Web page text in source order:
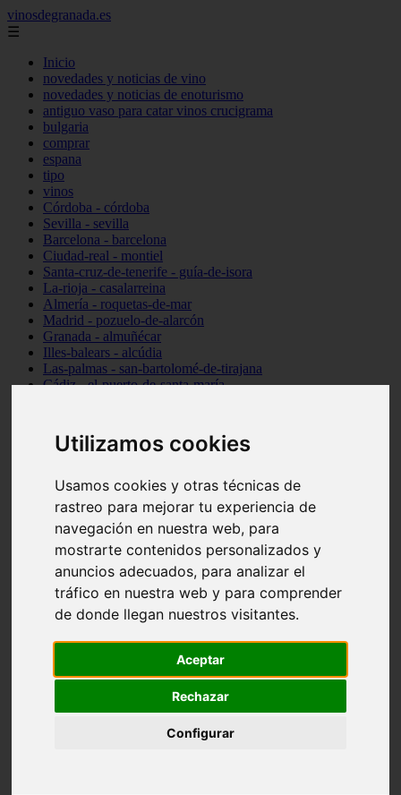
Utilizamos cookies
Usamos cookies y otras técnicas de
rastreo para mejorar tu experiencia de
navegación en nuestra web, para
mostrarte contenidos personalizados y
anuncios adecuados, para analizar el
tráfico en nuestra web y para comprender
de donde llegan nuestros visitantes.
Aceptar
Rechazar
Configurar
vinosdegranada.es
☰
Inicio
novedades y noticias de vino
novedades y noticias de enoturismo
antiguo vaso para catar vinos crucigrama
bulgaria
comprar
espana
tipo
vinos
Córdoba - córdoba
Sevilla - sevilla
Barcelona - barcelona
Ciudad-real - montiel
Santa-cruz-de-tenerife - guía-de-isora
La-rioja - casalarreina
Almería - roquetas-de-mar
Madrid - pozuelo-de-alarcón
Granada - almuñécar
Illes-balears - alcúdia
Las-palmas - san-bartolomé-de-tirajana
Cádiz - el-puerto-de-santa-maría
Santa-cruz-de-tenerife - los-llanos-de-aridane
Cantabria - suances
Granada - monachil
Huesca - isábena
Huesca - alquézar
Huesca - castejón-de-sos
Sevilla - marinaleda
Córdoba - almedinilla
Navarra - zangoza
Cantabria - arenas-de-iguña
Barcelona - la-pobla-de-lillet
Las-palmas - yaiza
Valladolid - fuensaldaña